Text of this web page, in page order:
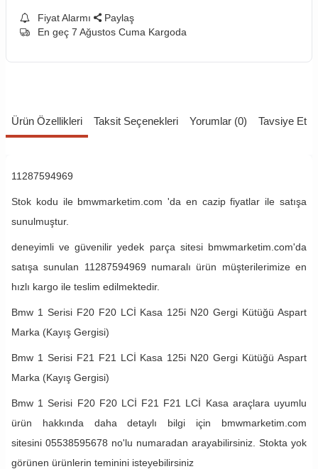
Fiyat Alarmı
Paylaş
En geç 7 Ağustos Cuma Kargoda
Ürün Özellikleri Taksit Seçenekleri Yorumlar (0) Tavsiye Et
11287594969
Stok kodu ile bmwmarketim.com 'da en cazip fiyatlar ile satışa
sunulmuştur.
deneyimli ve güvenilir yedek parça sitesi bmwmarketim.com'da
satışa sunulan 11287594969 numaralı ürün müşterilerimize en
hızlı kargo ile teslim edilmektedir.
Bmw 1 Serisi F20 F20 LCİ Kasa 125i N20 Gergi Kütüğü Aspart
Marka (Kayış Gergisi)
Bmw 1 Serisi F21 F21 LCİ Kasa 125i N20 Gergi Kütüğü Aspart
Marka (Kayış Gergisi)
Bmw 1 Serisi F20 F20 LCİ F21 F21 LCİ Kasa araçlara uyumlu
ürün hakkında daha detaylı bilgi için bmwmarketim.com
sitesini 05538595678 no'lu numaradan arayabilirsiniz. Stokta yok
görünen ürünlerin teminini isteyebilirsiniz